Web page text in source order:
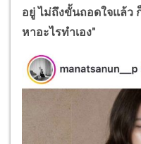
อยู่ ไม่ถึงขั้นถอดใจแล้ว
หาอะไรทำเอง"